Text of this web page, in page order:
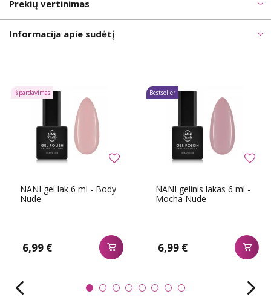
Prekių vertinimas
Informacija apie sudėtį
NANI gel lak 6 ml - Body
Nude
6,99 €
Išpardavimas
NANI gelinis lakas 6 ml -
Mocha Nude
6,99 €
Bestseller